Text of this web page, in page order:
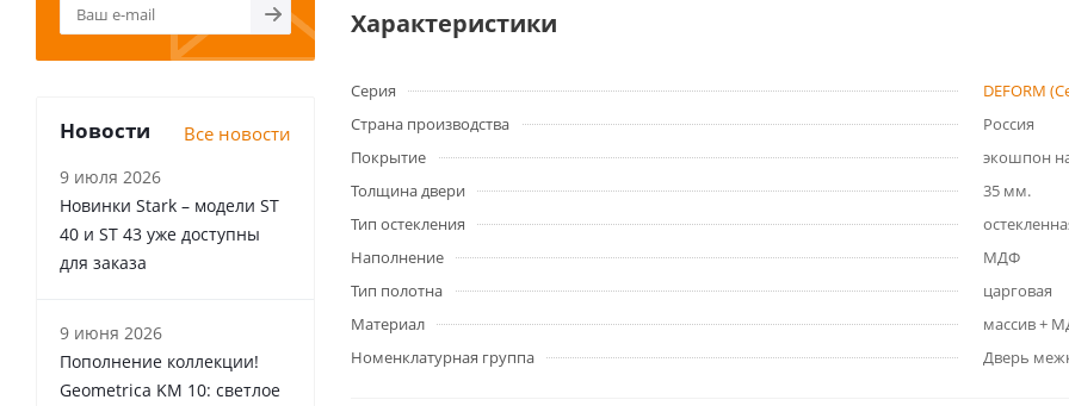
Характеристики
Серия
DEFORM
Страна производства
Россия
Покрытие
экошпон
Толщина двери
35 мм.
Тип остекления
Наполнение
МДФ
Тип полотна
царговая
Материал
массив +
Номенклатурная группа
Дверь
Новости Все новости
9 июля 2026
Новинки Stark – модели ST
40 и ST 43 уже доступны
для заказа
9 июня 2026
Пополнение коллекции!
Geometrica KM 10: светлое